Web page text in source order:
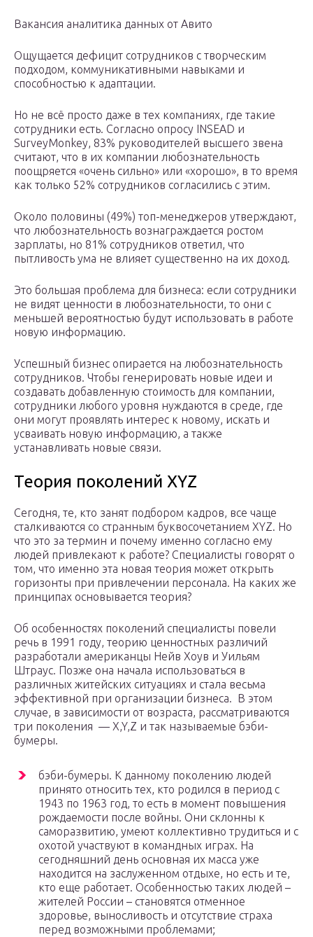
Вакансия аналитика данных от Авито
Ощущается дефицит сотрудников с творческим
подходом, коммуникативными навыками и
способностью к адаптации.
Но не всё просто даже в тех компаниях, где такие
сотрудники есть. Согласно опросу INSEAD и
SurveyMonkey, 83% руководителей высшего звена
считают, что в их компании любознательность
поощряется «очень сильно» или «хорошо», в то время
как только 52% сотрудников согласились с этим.
Около половины (49%) топ-менеджеров утверждают,
что любознательность вознаграждается ростом
зарплаты, но 81% сотрудников ответил, что
пытливость ума не влияет существенно на их доход.
Это большая проблема для бизнеса: если сотрудники
не видят ценности в любознательности, то они с
меньшей вероятностью будут использовать в работе
новую информацию.
Успешный бизнес опирается на любознательность
сотрудников. Чтобы генерировать новые идеи и
создавать добавленную стоимость для компании,
сотрудники любого уровня нуждаются в среде, где
они могут проявлять интерес к новому, искать и
усваивать новую информацию, а также
устанавливать новые связи.
Теория поколений XYZ
Сегодня, те, кто занят подбором кадров, все чаще
сталкиваются со странным буквосочетанием XYZ. Но
что это за термин и почему именно согласно ему
людей привлекают к работе? Специалисты говорят о
том, что именно эта новая теория может открыть
горизонты при привлечении персонала. На каких же
принципах основывается теория?
Об особенностях поколений специалисты повели
речь в 1991 году, теорию ценностных различий
разработали американцы Нейв Хоув и Уильям
Штраус. Позже она начала использоваться в
различных житейских ситуациях и стала весьма
эффективной при организации бизнеса. В этом
случае, в зависимости от возраста, рассматриваются
три поколения — X,Y,Z и так называемые бэби-
бумеры.
бэби-бумеры. К данному поколению людей
принято относить тех, кто родился в период с
1943 по 1963 год, то есть в момент повышения
рождаемости после войны. Они склонны к
саморазвитию, умеют коллективно трудиться и с
охотой участвуют в командных играх. На
сегодняшний день основная их масса уже
находится на заслуженном отдыхе, но есть и те,
кто еще работает. Особенностью таких людей –
жителей России – становятся отменное
здоровье, выносливость и отсутствие страха
перед возможными проблемами;